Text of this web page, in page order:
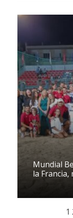
Mundial
la
1